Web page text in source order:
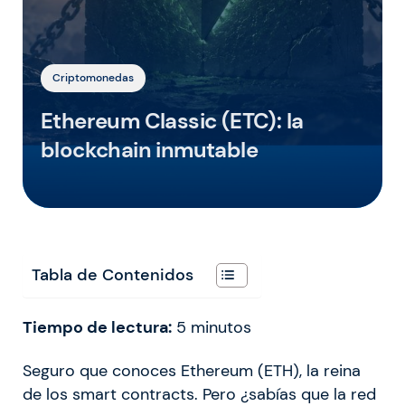
Criptomonedas
Ethereum Classic (ETC): la
blockchain inmutable
Tabla de Contenidos
Tiempo de lectura: 5 minutos
Seguro que conoces Ethereum (ETH), la reina
de los smart contracts. Pero ¿sabías que la red